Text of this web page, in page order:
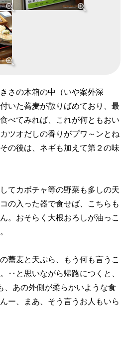
さの木箱の中（いや案外深
いた蕎麦が散りばめており、最
べてみれば、これが何ともおい
ツオだしの香りがプワ～ンとね
の後は、ネギも加えて第２の味
てカボチャ等の野菜も多しの天
の入った器で食せば、こちらも
。おそらく大根おろしが油っこ
蕎麦と天ぷら、もう何も言うこ
‥と思いながら帰路につくと、
、あの外側が柔らかいような食
ー、まあ、そう言うお人もいら